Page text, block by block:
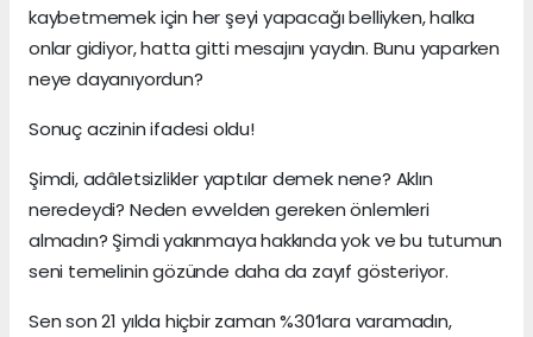
kaybetmemek için her şeyi yapacağı belliyken, halka
onlar gidiyor, hatta gitti mesajını yaydın. Bunu yaparken
neye dayanıyordun?
Sonuç aczinin ifadesi oldu!
Şimdi, adâletsizlikler yaptılar demek nene? Aklın
neredeydi? Neden evvelden gereken önlemleri
almadın? Şimdi yakınmaya hakkında yok ve bu tutumun
seni temelinin gözünde daha da zayıf gösteriyor.
Sen son 21 yılda hiçbir zaman %30’lara varamadın,